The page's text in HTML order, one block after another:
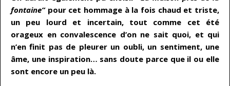
fontaine”pour cet hommage à la fois chaud et triste,
un peu lourd et incertain, tout comme cet été
orageux en convalescence d’on ne sait quoi, et qui
n’en finit pas de pleurer un oubli, un sentiment, une
âme, une inspiration… sans doute parce que il ou elle
sont encore un peu là.